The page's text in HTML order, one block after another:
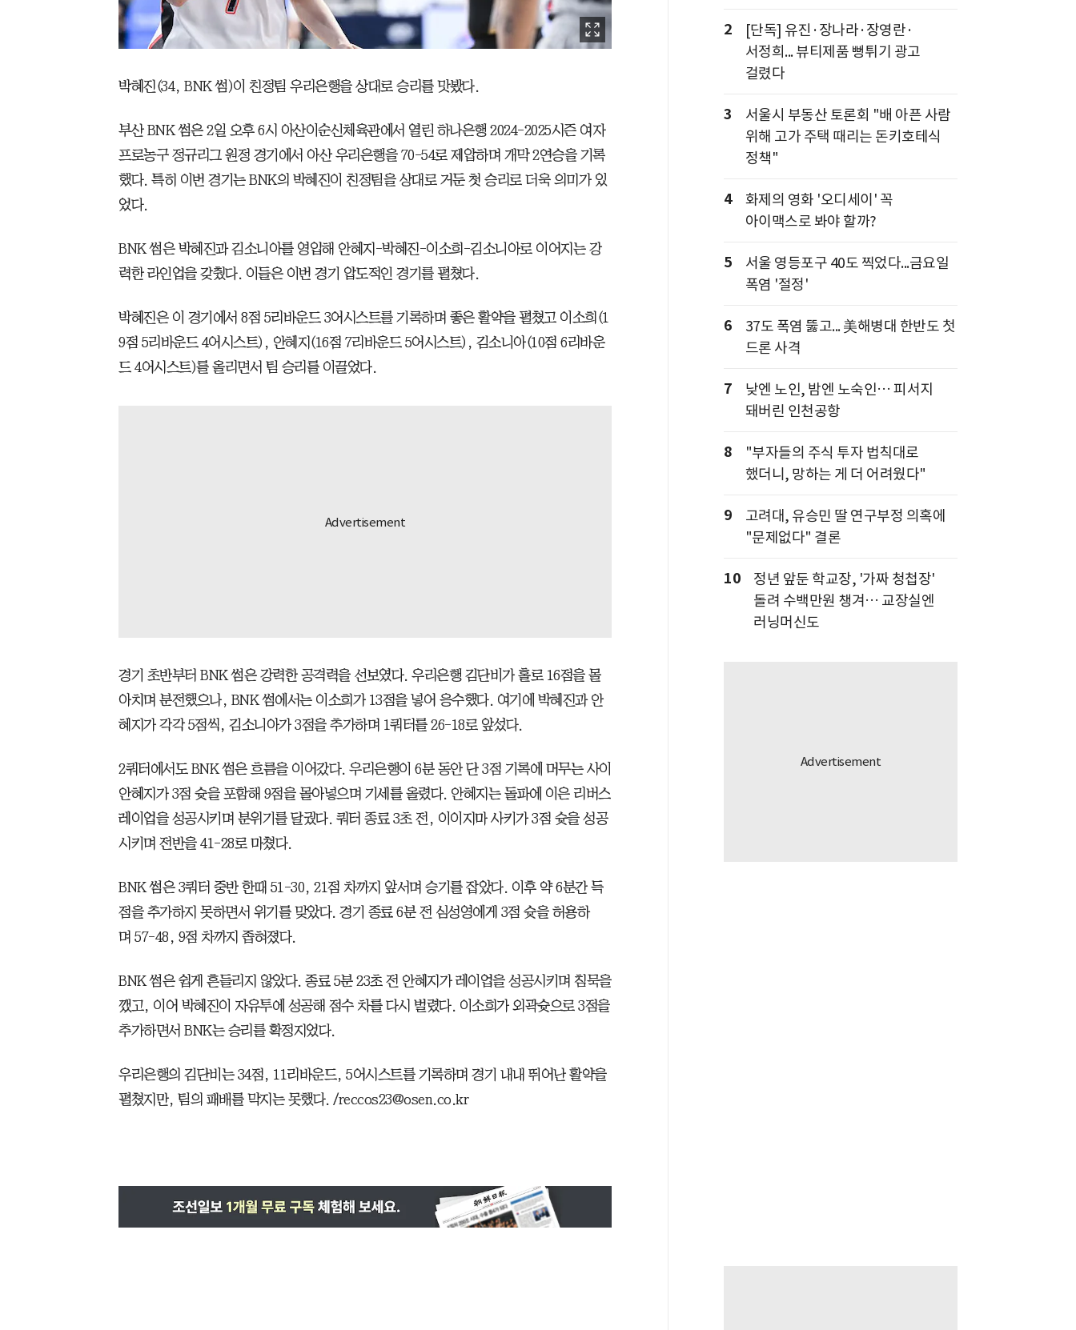
박혜진(34, BNK 썸)이 친정팀 우리은행을 상대로 승리를 맛봤다.
부산 BNK 썸은 2일 오후 6시 아산이순신체육관에서 열린 하나은행 2024-2025시즌 여자
프로농구 정규리그 원정 경기에서 아산 우리은행을 70-54로 제압하며 개막 2연승을 기록
했다. 특히 이번 경기는 BNK의 박혜진이 친정팀을 상대로 거둔 첫 승리로 더욱 의미가 있
었다.
BNK 썸은 박혜진과 김소니아를 영입해 안혜지-박혜진-이소희-김소니아로 이어지는 강
력한 라인업을 갖췄다. 이들은 이번 경기 압도적인 경기를 펼쳤다.
박혜진은 이 경기에서 8점 5리바운드 3어시스트를 기록하며 좋은 활약을 펼쳤고 이소희(1
9점 5리바운드 4어시스트), 안혜지(16점 7리바운드 5어시스트), 김소니아(10점 6리바운
드 4어시스트)를 올리면서 팀 승리를 이끌었다.
경기 초반부터 BNK 썸은 강력한 공격력을 선보였다. 우리은행 김단비가 홀로 16점을 몰
아치며 분전했으나, BNK 썸에서는 이소희가 13점을 넣어 응수했다. 여기에 박혜진과 안
혜지가 각각 5점씩, 김소니아가 3점을 추가하며 1쿼터를 26-18로 앞섰다.
2쿼터에서도 BNK 썸은 흐름을 이어갔다. 우리은행이 6분 동안 단 3점 기록에 머무는 사이
안혜지가 3점 슛을 포함해 9점을 몰아넣으며 기세를 올렸다. 안혜지는 돌파에 이은 리버스
레이업을 성공시키며 분위기를 달궜다. 쿼터 종료 3초 전, 이이지마 사키가 3점 슛을 성공
시키며 전반을 41-28로 마쳤다.
BNK 썸은 3쿼터 중반 한때 51-30, 21점 차까지 앞서며 승기를 잡았다. 이후 약 6분간 득
점을 추가하지 못하면서 위기를 맞았다. 경기 종료 6분 전 심성영에게 3점 슛을 허용하
며 57-48, 9점 차까지 좁혀졌다.
BNK 썸은 쉽게 흔들리지 않았다. 종료 5분 23초 전 안혜지가 레이업을 성공시키며 침묵을
깼고, 이어 박혜진이 자유투에 성공해 점수 차를 다시 벌렸다. 이소희가 외곽슛으로 3점을
추가하면서 BNK는 승리를 확정지었다.
우리은행의 김단비는 34점, 11리바운드, 5어시스트를 기록하며 경기 내내 뛰어난 활약을
펼쳤지만, 팀의 패배를 막지는 못했다. /reccos23@osen.co.kr
2
[단독] 유진·장나라·장영란·
서정희... 뷰티제품 뻥튀기 광고
걸렸다
3
서울시 부동산 토론회 "배 아픈 사람
위해 고가 주택 때리는 돈키호테식
정책"
4
화제의 영화 '오디세이' 꼭
아이맥스로 봐야 할까?
5
서울 영등포구 40도 찍었다...금요일
폭염 '절정'
6
37도 폭염 뚫고... 美해병대 한반도 첫
드론 사격
7
낮엔 노인, 밤엔 노숙인… 피서지
돼버린 인천공항
8
"부자들의 주식 투자 법칙대로
했더니, 망하는 게 더 어려웠다"
9
고려대, 유승민 딸 연구부정 의혹에
"문제없다" 결론
10
정년 앞둔 학교장, '가짜 청첩장'
돌려 수백만원 챙겨… 교장실엔
러닝머신도